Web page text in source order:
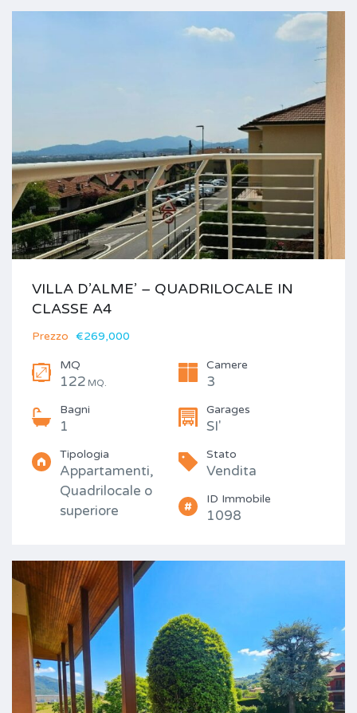
VILLA D’ALME’ – QUADRILOCALE IN
CLASSE A4
Prezzo €269,000
MQ
122 MQ.
Camere
3
Bagni
1
Garages
SI'
Tipologia
Appartamenti,
Quadrilocale o
superiore
Stato
Vendita
ID Immobile
1098